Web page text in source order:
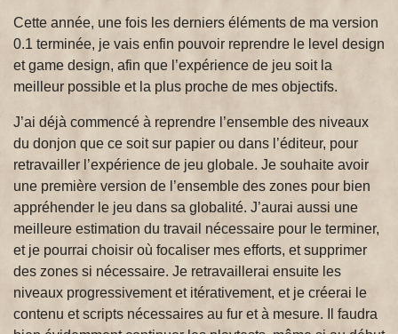
Cette année, une fois les derniers éléments de ma version
0.1 terminée, je vais enfin pouvoir reprendre le level design
et game design, afin que l’expérience de jeu soit la
meilleur possible et la plus proche de mes objectifs.
J’ai déjà commencé à reprendre l’ensemble des niveaux
du donjon que ce soit sur papier ou dans l’éditeur, pour
retravailler l’expérience de jeu globale. Je souhaite avoir
une première version de l’ensemble des zones pour bien
appréhender le jeu dans sa globalité. J’aurai aussi une
meilleure estimation du travail nécessaire pour le terminer,
et je pourrai choisir où focaliser mes efforts, et supprimer
des zones si nécessaire. Je retravaillerai ensuite les
niveaux progressivement et itérativement, et je créerai le
contenu et scripts nécessaires au fur et à mesure. Il faudra